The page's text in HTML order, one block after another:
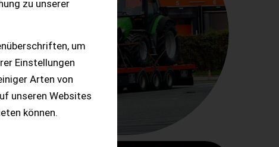
zu unserer
um
Einstellungen
Arten von
unseren Websites
können.